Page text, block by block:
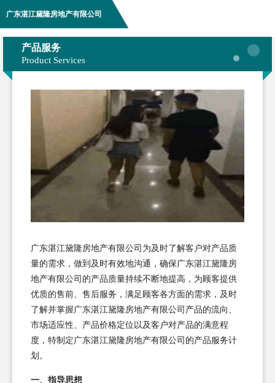
广东湛江黛隆房地产有限公司
产品服务
Product Services
广东湛江黛隆房地产有限公司为及时了解客户对产品质
量的需求，做到及时有效地沟通，确保广东湛江黛隆房
地产有限公司的产品质量持续不断地提高，为顾客提供
优质的售前、售后服务，满足顾客各方面的需求，及时
了解并掌握广东湛江黛隆房地产有限公司产品的流向、
市场适应性、产品价格定位以及客户对产品的满意程
度，特制定广东湛江黛隆房地产有限公司的产品服务计
划。
一、指导思想